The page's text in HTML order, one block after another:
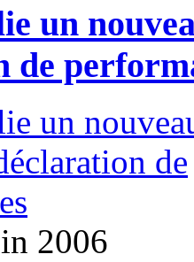
un
de
2006